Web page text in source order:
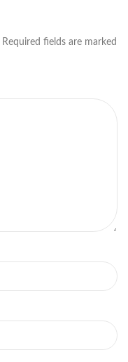
Required fields are marked